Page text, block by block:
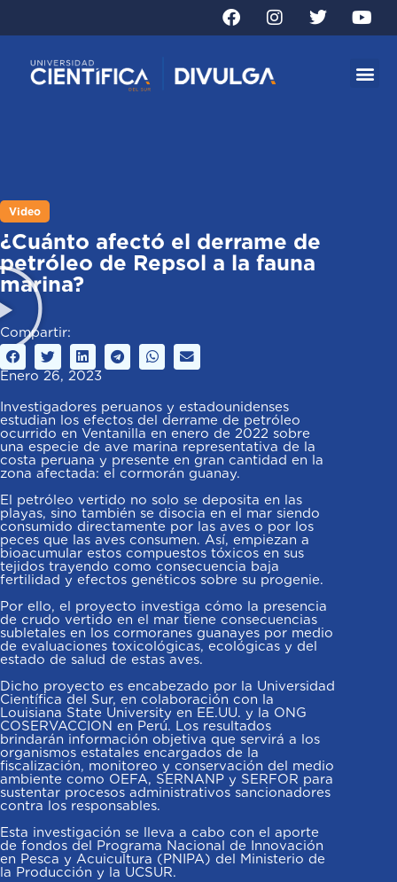
Video
¿Cuánto afectó el derrame de
petróleo de Repsol a la fauna
marina?
Compartir:
Enero 26, 2023
Investigadores peruanos y estadounidenses
estudian los efectos del derrame de petróleo
ocurrido en Ventanilla en enero de 2022 sobre
una especie de ave marina representativa de la
costa peruana y presente en gran cantidad en la
zona afectada: el cormorán guanay.
El petróleo vertido no solo se deposita en las
playas, sino también se disocia en el mar siendo
consumido directamente por las aves o por los
peces que las aves consumen. Así, empiezan a
bioacumular estos compuestos tóxicos en sus
tejidos trayendo como consecuencia baja
fertilidad y efectos genéticos sobre su progenie.
Por ello, el proyecto investiga cómo la presencia
de crudo vertido en el mar tiene consecuencias
subletales en los cormoranes guanayes por medio
de evaluaciones toxicológicas, ecológicas y del
estado de salud de estas aves.
Dicho proyecto es encabezado por la Universidad
Científica del Sur, en colaboración con la
Louisiana State University en EE.UU. y la ONG
COSERVACCION en Perú. Los resultados
brindarán información objetiva que servirá a los
organismos estatales encargados de la
fiscalización, monitoreo y conservación del medio
ambiente como OEFA, SERNANP y SERFOR para
sustentar procesos administrativos sancionadores
contra los responsables.
Esta investigación se lleva a cabo con el aporte
de fondos del Programa Nacional de Innovación
en Pesca y Acuicultura (PNIPA) del Ministerio de
la Producción y la UCSUR.